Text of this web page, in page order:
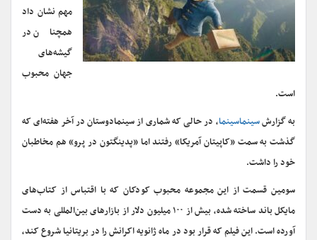
مهم نشان داد
همچنان در
گیشه‌های
جهان محبوب
است.
به گزارشسینماسینما، در حالی که شماری از سینمادوستان در آخر هفته‌ای که
گذشت به سمت «کاپیتان آمریکا» رفتند اما «پدینگتون در پرو» هم مخاطبان
خود را داشت.
سومین قسمت از این مجموعه محبوب کودکان که با اقتباس از کتاب‌های
مایکل باند ساخته شده، بیش از ۱۰۰ میلیون دلار از بازارهای بین‌المللی به دست
آورده است. این فیلم که قرار بود در ماه ژانویه اکرانش را در بریتانیا شروع کند،